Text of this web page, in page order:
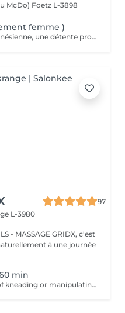
McDo) Foetz L-3898
femme )
Massage inspiré de la culture polynésienne, une détente profonde au rythmes changeants comme les vagues
97
L-3980
GRIDX, c'est
à une journée
min
Keep your health! is the practice of kneading or manipulating a person's muscles and other soft-tissue in order to reduce stress, reduce muscle pain, increase relaxation and improve the work of the immune system. Age restrictions: there are no age restrictions for this procedure. Post procedure recommendations: do not do sport and any sharp movements 2-3 hours after the procedure. Frequency: 1-2 times per week, 10 times in total. Repeat once in 3-6 months.